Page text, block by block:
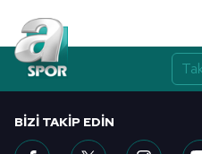
BIZI TAKIP EDIN